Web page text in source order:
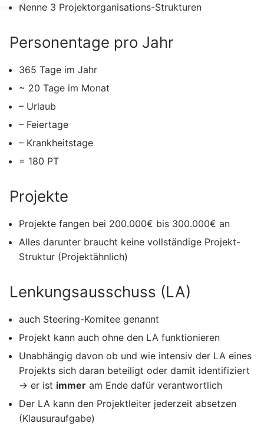
Nenne 3 Projektorganisations-Strukturen
Personentage pro Jahr
365 Tage im Jahr
~ 20 Tage im Monat
– Urlaub
– Feiertage
– Krankheitstage
= 180 PT
Projekte
Projekte fangen bei 200.000€ bis 300.000€ an
Alles darunter braucht keine vollständige Projekt-
Struktur (Projektähnlich)
Lenkungsausschuss (LA)
auch Steering-Komitee genannt
Projekt kann auch ohne den LA funktionieren
Unabhängig davon ob und wie intensiv der LA eines
Projekts sich daran beteiligt oder damit identifiziert
→ er ist immer am Ende dafür verantwortlich
Der LA kann den Projektleiter jederzeit absetzen
(Klausuraufgabe)